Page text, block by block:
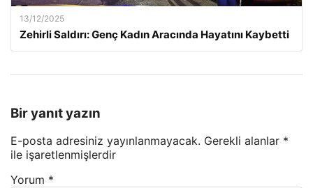
13/12/2025
Zehirli Saldırı: Genç Kadın Aracında Hayatını Kaybetti
Bir yanıt yazın
E-posta adresiniz yayınlanmayacak. Gerekli alanlar *
ile işaretlenmişlerdir
Yorum *